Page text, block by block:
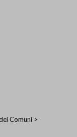
Comuni >